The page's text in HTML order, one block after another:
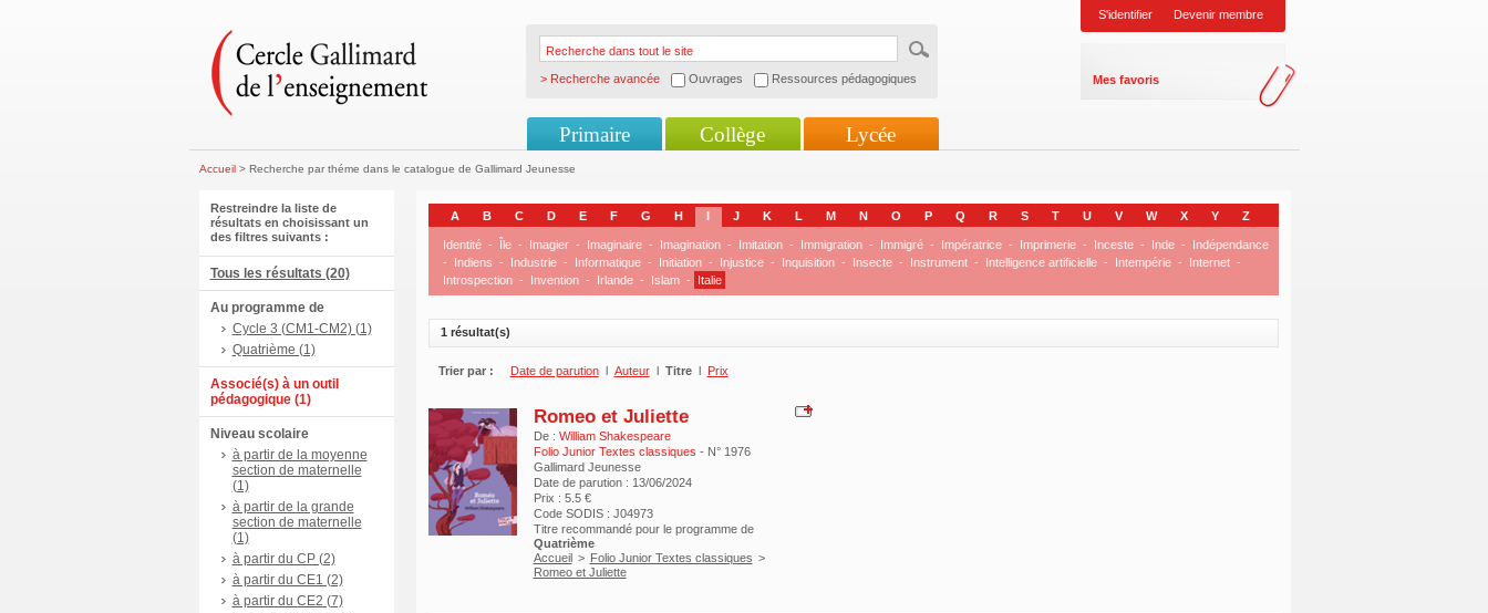
> Recherche avancée Ouvrages Ressources pédagogiques
S'identifier Devenir membre
Mes favoris
Primaire Collège Lycée
Accueil> Recherche par théme dans le catalogue de Gallimard Jeunesse
Restreindre la liste de
résultats en choisissant un
des filtres suivants :
Tous les résultats (20)
Au programme de
Cycle 3 (CM1-CM2) (1)
Quatrième (1)
Associé(s) à un outil
pédagogique (1)
Niveau scolaire
à partir de la moyenne
section de maternelle
(1)
à partir de la grande
section de maternelle
(1)
à partir du CP (2)
à partir du CE1 (2)
à partir du CE2 (7)
A B C D E F G H I J K L M N O P Q R S T U V W X Y Z
Identité - Île - Imagier - Imaginaire - Imagination - Imitation - Immigration - Immigré - Impératrice - Imprimerie - Inceste - Inde -
Indépendance
-
Indiens - Industrie - Informatique - Initiation - Injustice - Inquisition - Insecte - Instrument - Intelligence artificielle - Intempérie - Internet -
Introspection - Invention - Irlande - Islam - Italie
1 résultat(s)
Trier par : Date de parution l Auteur l Titre l Prix
Romeo et Juliette
De : William Shakespeare
Folio Junior Textes classiques - N° 1976
Gallimard Jeunesse
Date de parution : 13/06/2024
Prix : 5.5 €
Code SODIS : J04973
Titre recommandé pour le programme de
Quatrième
Accueil > Folio Junior Textes classiques >
Romeo et Juliette